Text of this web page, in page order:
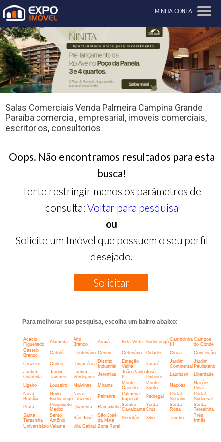
MINHA CONTA
Salas Comerciais Venda Palmeira Campina Grande
Paraíba comercial, empresarial, imoveis comerciais,
escritorios, consultorios
Oops. Não encontramos resultados para esta
busca!
Tente restringir menos os parâmetros de
consulta: Voltar para pesquisa
ou
Solicite um Imóvel que possuem o seu perfil
desejado.
Solicitar
Para melhorar sua pesquisa, escolha um bairro abaixo:
Acácio
Figueiredo
Alameda
Alto
Branco
Araxá Bela Vista Bodocongó Camboinha Campos
do Conde
Castelo
Branco
Catolé Centenário Centro Cetenário Cidades Cinza Conceição
Cruzeiro Cuites Dinamérica Distrito
Industrial
Estação
Velha
Itararé
Jardim
Continental
Jardim
Paulistano
Jardim
Quarenta
Jardim
Tavares
Jardim
Verdejante Jeremias
João Paulo José
Pinheiro
Lauritzen Liberdade
Ligeiro Louzeiro Malvinas Mirante
Monte
Castelo
Monte
Santo
Nações
Nações
Privê
Nova
Brasília
Novo
Bodocongo
Novo
Cruzeiro
Palmeira
Palmeira
Imperial
Pedregal
Portal
Serrano
Portal
Sudoeste
Prata
Presidente
Médici
Quarenta Ramadinha Sandra
Cavalcante
Santa
Cruz
Santa
Rosa
Santa
Teresinha
Santa
Terezinha
Santo
Antônio
São José
São José
da Mata
Serrotão Sitio Tambor
Três
Irmãs
Universitário Velame Vila Cabral Zona Rural